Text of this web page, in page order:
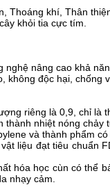
Thoáng khí, Thân
khỏi tia cực tím.
nâng cao khả
độc hại, chống
riêng là 0,9, chỉ là
nhiệt nóng
và thành phẩm
liệu đạt tiêu chuẩn
hóa học cùn có thể
nhạy cảm.